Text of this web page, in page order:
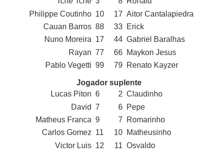
Philippe Coutinho 10 17 Aitor Cantalapiedra
Cauan Barros 88 33 Erick
Nuno Moreira 17 44 Gabriel Baralhas
Rayan 77 66 Maykon Jesus
Pablo Vegetti 99 79 Renato Kayzer
Jogador suplente
Lucas Piton 6 2 Claudinho
David 7 6 Pepe
Matheus Franca 9 7
Romarinho
Carlos Gomez 11 10 Matheusinho
Victor Luis 12 11 Osvaldo